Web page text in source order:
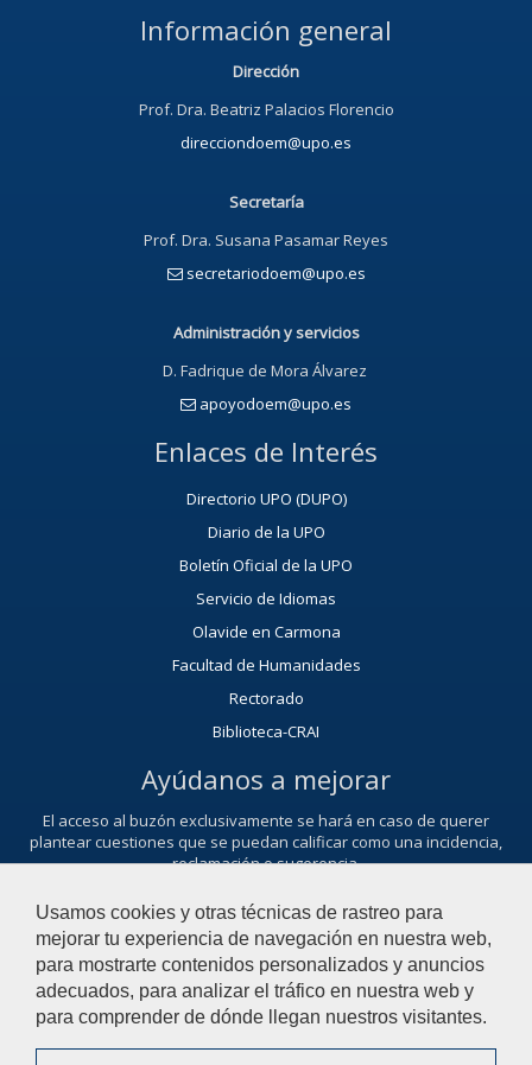
Usamos cookies y otras técnicas de rastreo para
mejorar tu experiencia de navegación en nuestra web,
para mostrarte contenidos personalizados y anuncios
adecuados, para analizar el tráfico en nuestra web y
para comprender de dónde llegan nuestros visitantes.
Información general
Dirección
Prof. Dra. Beatriz Palacios Florencio
direcciondoem@upo.es
Secretaría
Prof. Dra. Susana Pasamar Reyes
secretariodoem@upo.es
Administración y servicios
D. Fadrique de Mora Álvarez
apoyodoem@upo.es
Enlaces de Interés
Directorio UPO (DUPO)
Diario de la UPO
Boletín Oficial de la UPO
Servicio de Idiomas
Olavide en Carmona
Facultad de Humanidades
Rectorado
Biblioteca-CRAI
Ayúdanos a mejorar
El acceso al buzón exclusivamente se hará en caso de querer
plantear cuestiones que se puedan calificar como una incidencia,
reclamación o sugerencia.
Contacta con nosotros
© 2021 Universidad Pablo de Olavide - Departamento de